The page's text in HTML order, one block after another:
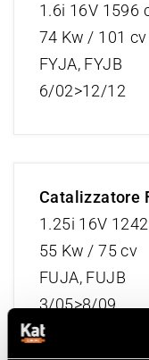
1.6i 16V 1596
74 Kw / 101 cv
FYJA, FYJB
6/02>12/12
Catalizzatore
1.25i 16V
55 Kw / 75 cv
FUJA, FUJB
3/05>8/09